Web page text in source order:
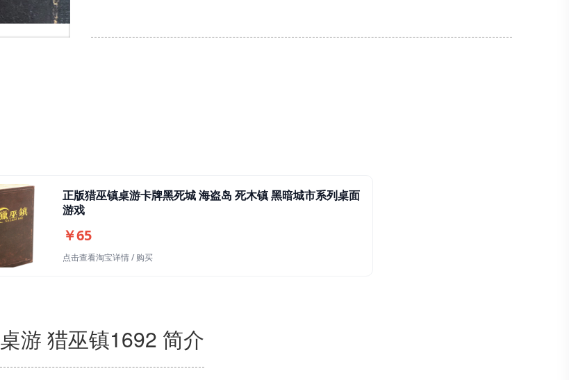
正版猎巫镇桌游卡牌黑死城 海盗岛 死木镇 黑暗城市系列桌面
游戏
￥65
点击查看淘宝详情 / 购买
桌游 猎巫镇1692 简介